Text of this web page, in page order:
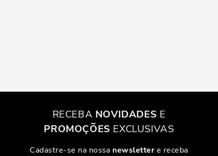
RECEBA NOVIDADES E
PROMOÇÕES EXCLUSIVAS
Cadastre-se na nossa newslettere receba